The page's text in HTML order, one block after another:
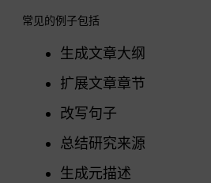
常见的例子包括
生成文章大纲
扩展文章章节
改写句子
总结研究来源
生成元描述